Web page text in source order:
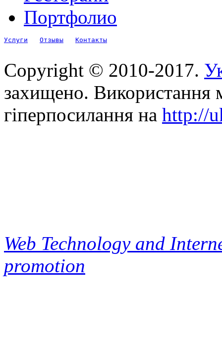
Портфолио
Услуги Отзывы Контакты
Copyright © 2010-2017.
захищено. Використання
гіперпосилання на http://
Web Technology and
promotion